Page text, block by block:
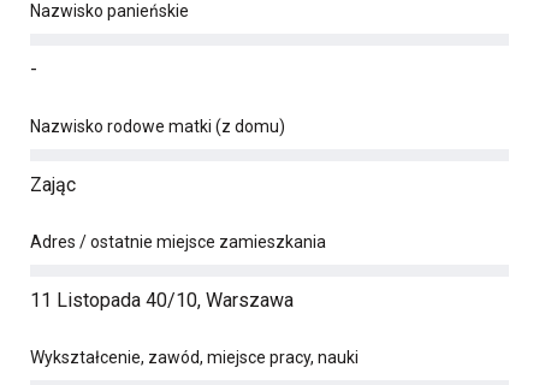
Nazwisko panieńskie
-
Nazwisko rodowe matki (z domu)
Zając
Adres / ostatnie miejsce zamieszkania
11 Listopada 40/10, Warszawa
Wykształcenie, zawód, miejsce pracy, nauki